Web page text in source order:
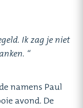
Ik zag je niet
“
namens Paul
avond. De